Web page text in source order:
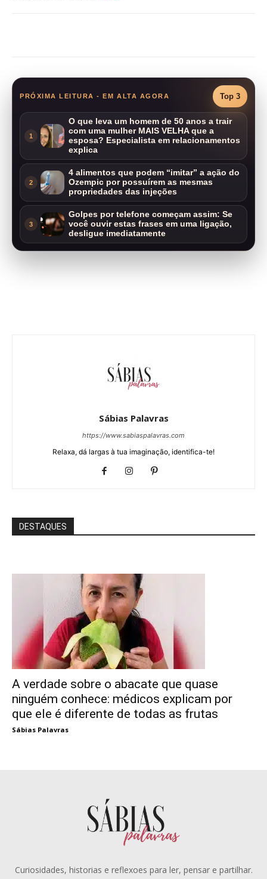
PRÓXIMA LEITURA - EM ALTA AGORA Top 3
1
O que leva um homem de 50 anos a trair
com uma mulher MAIS VELHA que a
esposa? Especialista em relacionamentos
explica
2
4 alimentos que podem “imitar” a ação do
Ozempic por possuírem as mesmas
propriedades das injeções
3
Golpes por telefone começam assim: Se
você ouvir estas frases em uma ligação,
desligue imediatamente
Sábias Palavras
https://www.sabiaspalavras.com
Relaxa, dá largas à tua imaginação, identifica-te!
DESTAQUES
A verdade sobre o abacate que quase
ninguém conhece: médicos explicam por
que ele é diferente de todas as frutas
Sábias Palavras
Curiosidades, historias e reflexoes para ler, pensar e partilhar.